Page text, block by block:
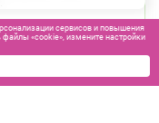
сервисов и повышения
файлы «cookie», измените настройки